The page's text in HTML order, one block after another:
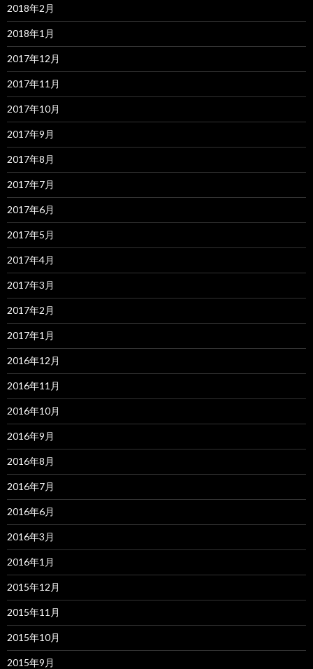
2018年2月
2018年1月
2017年12月
2017年11月
2017年10月
2017年9月
2017年8月
2017年7月
2017年6月
2017年5月
2017年4月
2017年3月
2017年2月
2017年1月
2016年12月
2016年11月
2016年10月
2016年9月
2016年8月
2016年7月
2016年6月
2016年3月
2016年1月
2015年12月
2015年11月
2015年10月
2015年9月